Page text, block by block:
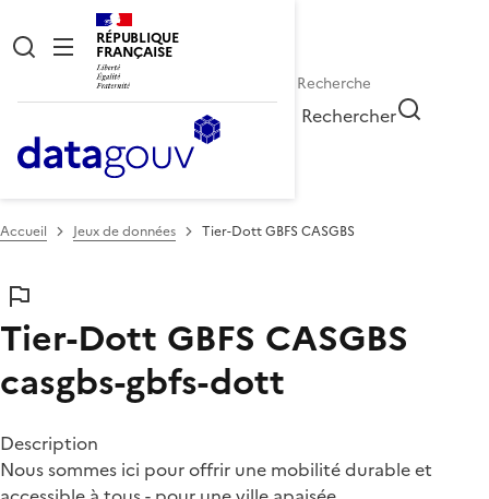
RÉPUBLIQUE
FRANÇAISE
Rechercher
Accueil Jeux de données Tier-Dott GBFS CASGBS
Tier-Dott GBFS CASGBS
casgbs-gbfs-dott
Description
Nous sommes ici pour offrir une mobilité durable et